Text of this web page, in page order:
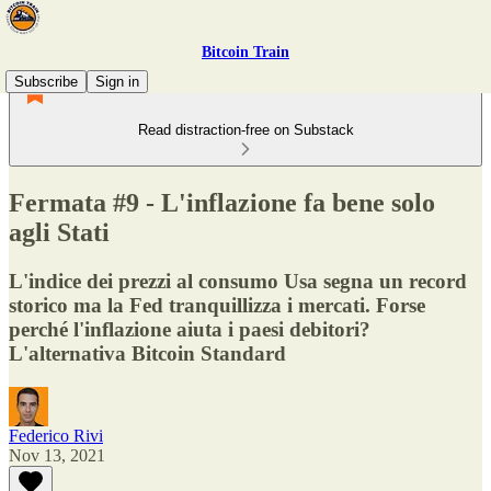
Bitcoin Train
Subscribe
Sign in
Read distraction-free on Substack
Fermata #9 - L'inflazione fa bene solo
agli Stati
L'indice dei prezzi al consumo Usa segna un record
storico ma la Fed tranquillizza i mercati. Forse
perché l'inflazione aiuta i paesi debitori?
L'alternativa Bitcoin Standard
Federico Rivi
Nov 13, 2021